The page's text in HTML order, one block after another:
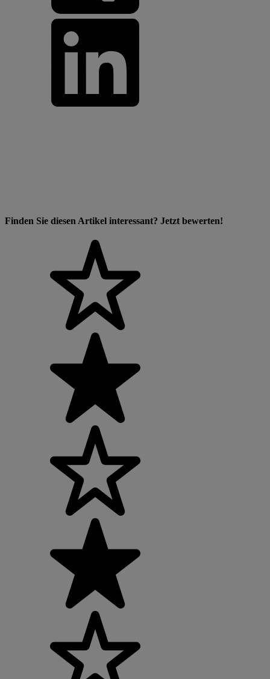
Finden Sie diesen Artikel interessant? Jetzt bewerten!